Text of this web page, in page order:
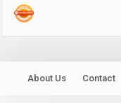
About Us Contact